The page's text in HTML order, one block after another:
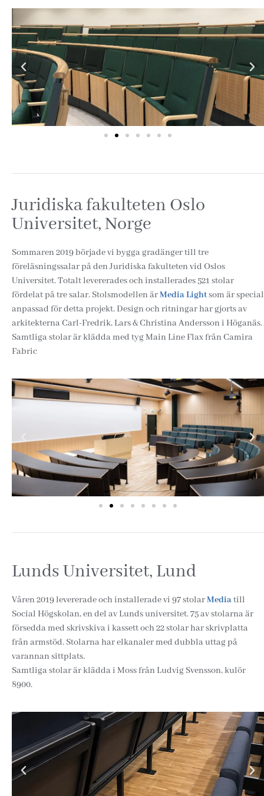
Juridiska fakulteten Oslo
Universitet, Norge
Sommaren 2019 började vi bygga gradänger till tre
föreläsningssalar på den Juridiska fakulteten vid Oslos
Universitet. Totalt levererades och installerades 521 stolar
fördelat på tre salar. Stolsmodellen ärMedia Lightsom är special
anpassad för detta projekt. Design och ritningar har gjorts av
arkitekterna Carl-Fredrik, Lars & Christina Andersson i Höganäs.
Samtliga stolar är klädda med tyg Main Line Flax från Camira
Fabric
Lunds Universitet, Lund
Våren 2019 levererade och installerade vi 97 stolarMediatill
Social Högskolan, en del av Lunds universitet. 75 av stolarna är
försedda med skrivskiva i kassett och 22 stolar har skrivplatta
från armstöd. Stolarna har elkanaler med dubbla uttag på
varannan sittplats.
Samtliga stolar är klädda i Moss från Ludvig Svensson, kulör
8900.